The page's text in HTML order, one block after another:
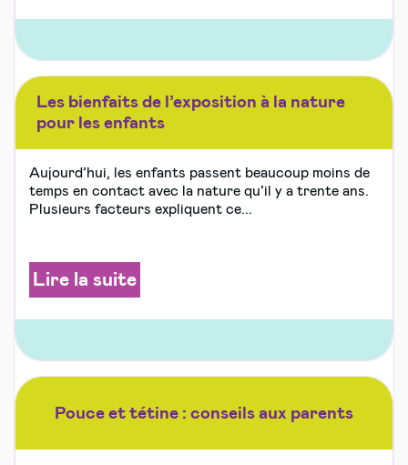
Les bienfaits de l’exposition à la nature
pour les enfants
Aujourd’hui, les enfants passent beaucoup moins de
temps en contact avec la nature qu’il y a trente ans.
Plusieurs facteurs expliquent ce...
Lire la suite
Pouce et tétine : conseils aux parents